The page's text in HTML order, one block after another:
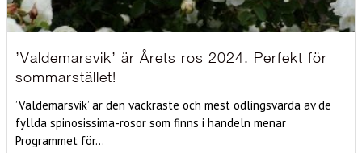
’Valdemarsvik’ är Årets ros 2024. Perfekt för
sommarstället!
’Valdemarsvik’ är den vackraste och mest odlingsvärda av de
fyllda spinosissima-rosor som finns i handeln menar
Programmet för...